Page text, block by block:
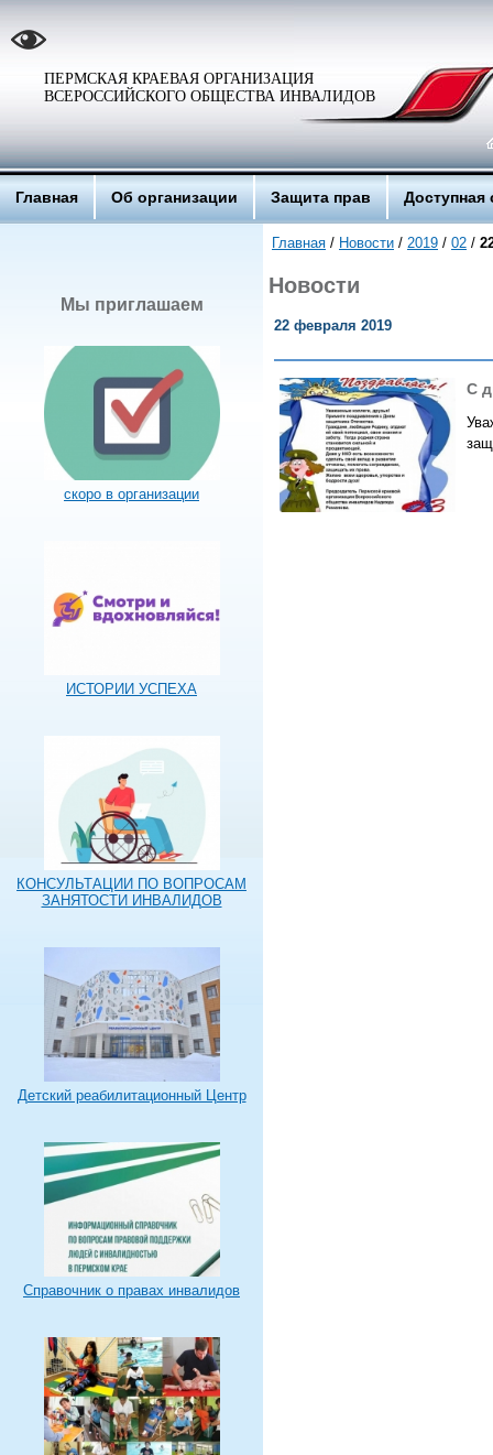
ПЕРМСКАЯ КРАЕВАЯ ОРГАНИЗАЦИЯ
ВСЕРОССИЙСКОГО ОБЩЕСТВА ИНВАЛИДОВ
Главная Об организации Защита прав Доступная
Мы приглашаем
скоро в организации
ИСТОРИИ УСПЕХА
КОНСУЛЬТАЦИИ ПО ВОПРОСАМ
ЗАНЯТОСТИ ИНВАЛИДОВ
Детский реабилитационный Центр
Справочник о правах инвалидов
Главная / Новости / 2019 / 02 /
Новости
22 февраля 2019
С